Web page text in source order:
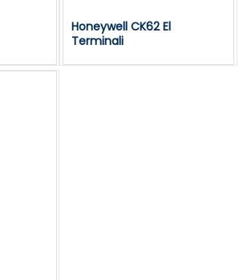
Honeywell CK62 El
Terminali